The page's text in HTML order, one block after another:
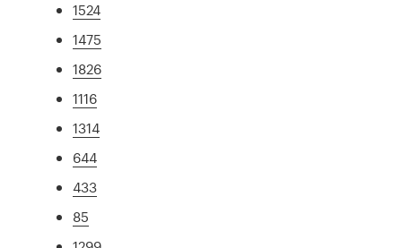
1524
1475
1826
1116
1314
644
433
85